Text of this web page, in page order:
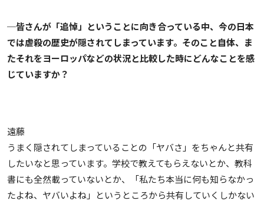
─皆さんが「追悼」ということに向き合っている中、今の日本
では虐殺の歴史が隠されてしまっています。そのこと自体、ま
たそれをヨーロッパなどの状況と比較した時にどんなことを感
じていますか？
遠藤
うまく隠されてしまっていることの「ヤバさ」をちゃんと共有
したいなと思っています。学校で教えてもらえないとか、教科
書にも全然載っていないとか、「私たち本当に何も知らなかっ
たよね、ヤバいよね」というところから共有していくしかない